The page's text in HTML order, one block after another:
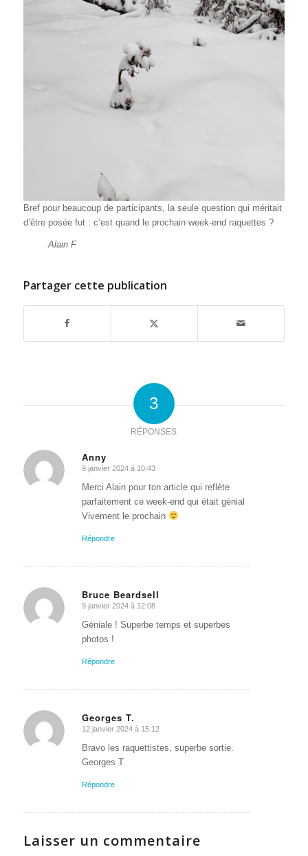
Bref pour beaucoup de participants, la seule question qui méritait
d’être posée fut : c’est quand le prochain week-end raquettes ?
Alain F
Partager cette publication
3
RÉPONSES
Anny
dit
:
9 janvier 2024 à 10:43
Merci Alain pour ton article qui reflète
parfaitement ce week-end qui était génial
Vivement le prochain
Répondre
Bruce Beardsell
dit
:
9 janvier 2024 à 12:08
Géniale ! Superbe temps et superbes
photos !
Répondre
Georges T.
dit
:
12 janvier 2024 à 15:12
Bravo les raquettistes, superbe sortie.
Georges T.
Répondre
Laisser un commentaire